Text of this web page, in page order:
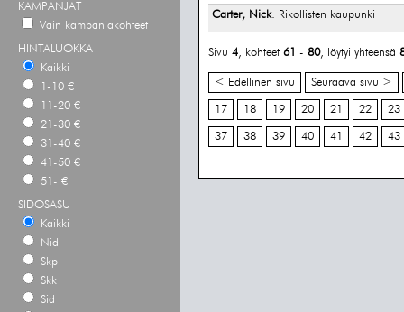
KAMPANJAT
Vain kampanjakohteet
HINTALUOKKA
Kaikki
1-10 €
11-20 €
21-30 €
31-40 €
41-50 €
51- €
SIDOSASU
Kaikki
Nid
Skp
Skk
Sid
Carter, Nick: Rikollisten kaupunki
Sivu 4, kohteet 61 - 80, löytyi yhteensä
< Edellinen sivu Seuraava sivu >
17 18 19 20 21 22 23
37 38 39 40 41 42 43